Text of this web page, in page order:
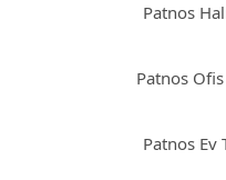
Patnos
Patnos
Patnos Ev